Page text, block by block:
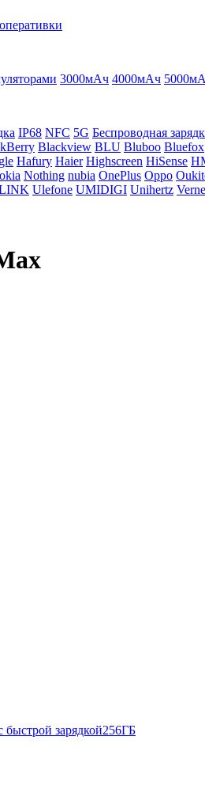
3000мАч 4000мАч
IP68 NFC 5G Беспроводная
Blackview BLU Bluboo Bluefox
Hafury Haier Highscreen HiSense
Nothing nubia OnePlus Oppo
Ulefone UMIDIGI Unihertz
быстрой зарядкой256ГБ